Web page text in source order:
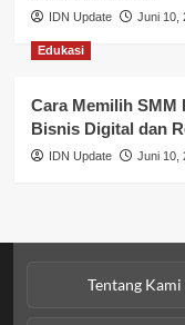
Sosial &
IDN Update Juni 10,
Edukasi
Cara Memilih SMM
Bisnis Digital dan
IDN Update Juni 10,
Tentang Kami